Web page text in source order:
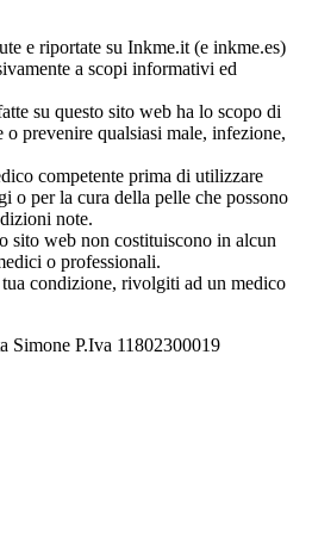
e riportate su Inkme.it (e inkme.es)
a scopi informativi ed
su questo sito web ha lo scopo di
o prevenire qualsiasi male, infezione,
competente prima di utilizzare
o per la cura della pelle che possono
note.
sito web non costituiscono in alcun
o professionali.
tua condizione, rivolgiti ad un medico
P.Iva 11802300019